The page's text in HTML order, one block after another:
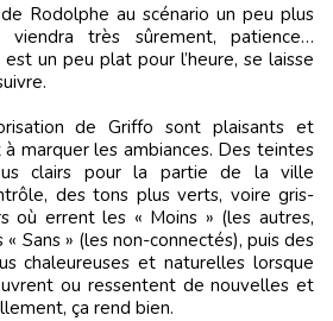
Rodolphe au scénario un peu plus
viendra très sûrement, patience…
est un peu plat pour l’heure, se laisse
de Griffo sont plaisants et
marquer les ambiances. Des teintes
clairs pour la partie de la ville
des tons plus verts, voire gris-
où errent les « Moins » (les autres,
Sans » (les non-connectés), puis des
chaleureuses et naturelles lorsque
ou ressentent de nouvelles et
ça rend bien.